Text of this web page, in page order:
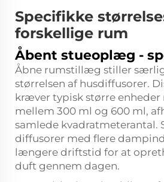
Specifikke
forskellige rum
Åbent stueoplæg -
Åbne rumstillæg stiller
størrelsen af husdiffusorer.
kræver typisk større
mellem 300 ml og 600 ml,
samlede kvadratmeterantal.
diffusorer med flere
længere driftstid for at
duft gennem dagen.